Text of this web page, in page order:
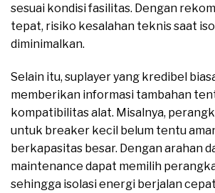
sesuai kondisi fasilitas. Dengan
tepat, risiko kesalahan teknis saat
diminimalkan.
Selain itu, suplayer yang kredibel
memberikan informasi tambahan
kompatibilitas alat. Misalnya,
untuk breaker kecil belum tentu
berkapasitas besar. Dengan arahan
maintenance dapat memilih
sehingga isolasi energi berjalan